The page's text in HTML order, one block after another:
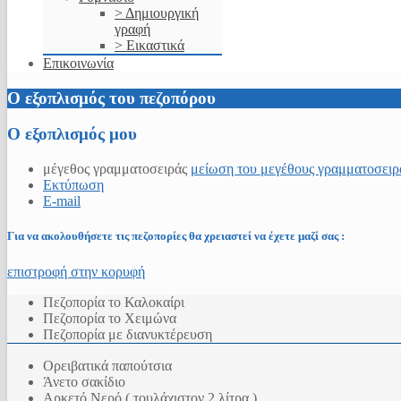
> Δημιουργική
γραφή
> Εικαστικά
Επικοινωνία
Ο εξοπλισμός του πεζοπόρου
Ο εξοπλισμός μου
μέγεθος γραμματοσειράς μείωση του μεγέθους
Εκτύπωση
E-mail
Για να ακολουθήσετε τις πεζοπορίες θα χρειαστεί να έχετε μαζί σας :
επιστροφή στην κορυφή
Πεζοπορία το Καλοκαίρι
Πεζοπορία το Χειμώνα
Πεζοπορία με διανυκτέρευση
Ορειβατικά παπούτσια
Άνετο σακίδιο
Αρκετό Νερό ( τουλάχιστον 2 λίτρα )